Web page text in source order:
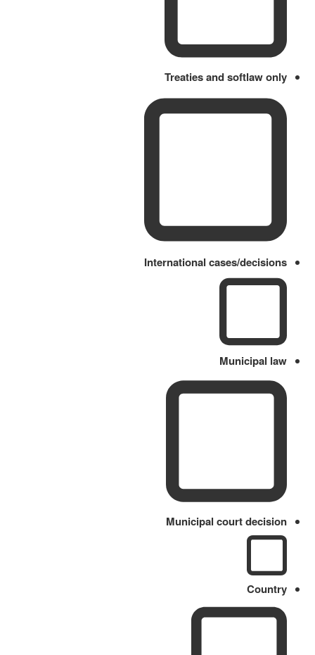
Treaties and softlaw only
International cases/decisions
Municipal law
Municipal court decision
Country